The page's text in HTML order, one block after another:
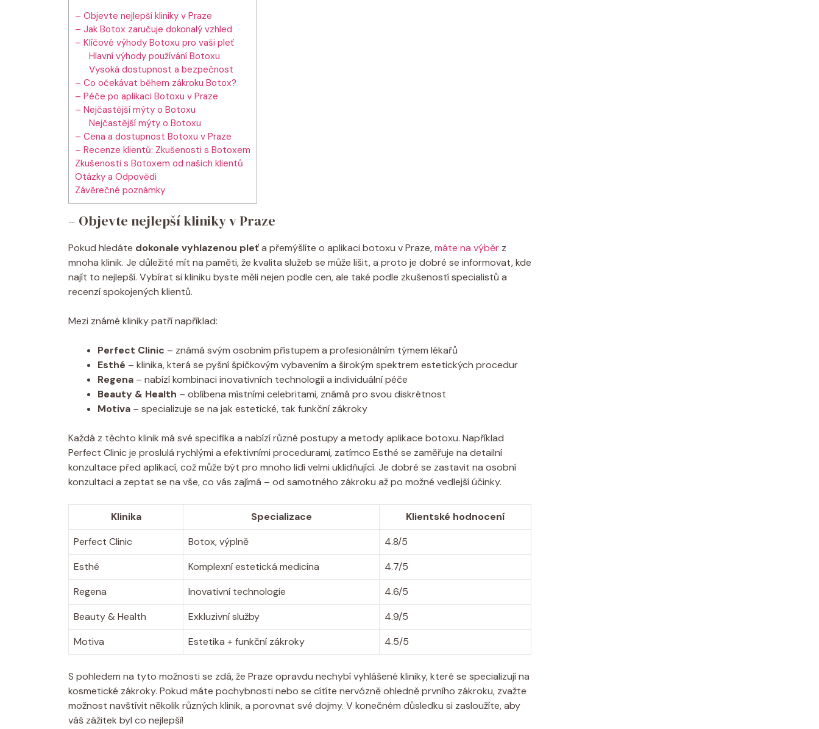
– Objevte nejlepší kliniky v Praze
– Jak Botox zaručuje dokonalý vzhled
– Klíčové výhody Botoxu pro vaši pleť
Hlavní výhody používání Botoxu
Vysoká dostupnost a bezpečnost
– Co očekávat během zákroku Botox?
– Péče po aplikaci Botoxu v Praze
– Nejčastější mýty o Botoxu
Nejčastější mýty o Botoxu
– Cena a dostupnost Botoxu v Praze
– Recenze klientů: Zkušenosti s Botoxem
Zkušenosti s Botoxem od našich klientů
Otázky a Odpovědi
Závěrečné poznámky
– Objevte nejlepší kliniky v Praze
Pokud hledáte dokonale vyhlazenou pleťa přemýšlíte o aplikaci botoxu v Praze,máte na výběr z
mnoha klinik. Je důležité mít na paměti, že kvalita služeb se může lišit, a proto je dobré se informovat, kde
najít to nejlepší. Vybírat si kliniku byste měli nejen podle cen, ale také podle zkušeností specialistů a
recenzí spokojených klientů.
Mezi známé kliniky patří například:
Perfect Clinic – známá svým osobním přístupem a profesionálním týmem lékařů
Esthé – klinika, která se pyšní špičkovým vybavením a širokým spektrem estetických procedur
Regena – nabízí kombinaci inovativních technologií a individuální péče
Beauty & Health – oblíbena místními celebritami, známá pro svou diskrétnost
Motiva – specializuje se na jak estetické, tak funkční zákroky
Každá z těchto klinik má své specifika a nabízí různé postupy a metody aplikace botoxu. Například
Perfect Clinic je proslulá rychlými a efektivními procedurami, zatímco Esthé se zaměřuje na detailní
konzultace před aplikací, což může být pro mnoho lidí velmi uklidňující. Je dobré se zastavit na osobní
konzultaci a zeptat se na vše, co vás zajímá – od samotného zákroku až po možné vedlejší účinky.
Klinika Specializace
Klientské hodnocení
Perfect Clinic
Botox, výplně
4.8/5
Esthé
Komplexní estetická medicína
4.7/5
Regena
Inovativní technologie
4.6/5
Beauty & Health
Exkluzivní služby
4.9/5
Motiva
Estetika + funkční zákroky 4.5/5
S pohledem na tyto možnosti se zdá, že Praze opravdu nechybí vyhlášené kliniky, které se specializují na
kosmetické zákroky. Pokud máte pochybnosti nebo se cítíte nervózně ohledně prvního zákroku, zvažte
možnost navštívit několik různých klinik, a porovnat své dojmy. V konečném důsledku si zasloužíte, aby
váš zážitek byl co nejlepší!